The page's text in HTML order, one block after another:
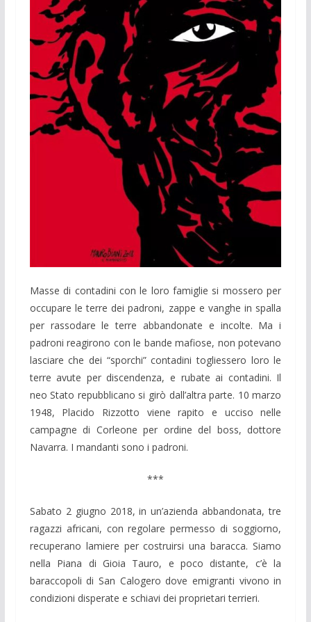
Masse di contadini con le loro famiglie si mossero per
occupare le terre dei padroni, zappe e vanghe in spalla
per rassodare le terre abbandonate e incolte. Ma i
padroni reagirono con le bande mafiose, non potevano
lasciare che dei “sporchi” contadini togliessero loro le
terre avute per discendenza, e rubate ai contadini. Il
neo Stato repubblicano si girò dall’altra parte. 10 marzo
1948, Placido Rizzotto viene rapito e ucciso nelle
campagne di Corleone per ordine del boss, dottore
Navarra. I mandanti sono i padroni.
***
Sabato 2 giugno 2018, in un’azienda abbandonata, tre
ragazzi africani, con regolare permesso di soggiorno,
recuperano lamiere per costruirsi una baracca. Siamo
nella Piana di Gioia Tauro, e poco distante, c’è la
baraccopoli di San Calogero dove emigranti vivono in
condizioni disperate e schiavi dei proprietari terrieri.